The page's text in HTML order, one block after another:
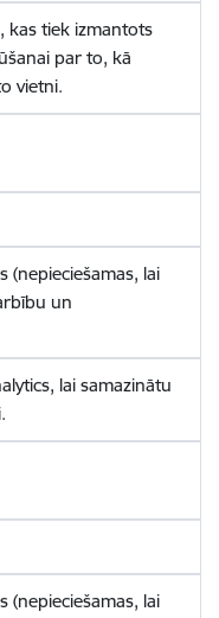
kas tiek izmantots
par to, kā
vietni.
(nepieciešamas, lai
un
lai samazinātu
(nepieciešamas, lai